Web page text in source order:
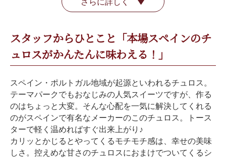
スタッフからひとこと「本場スペインのチ
ュロスがかんたんに味わえる！」
スペイン・ポルトガル地域が起源といわれるチュロス。
テーマパークでもおなじみの人気スイーツですが、作る
のはちょっと大変。そんな心配を一気に解決してくれる
のがスペインで有名なメーカーのこのチュロス。トース
ターで軽く温めればすぐ出来上がり♪
カリッとかじるとやってくるモチモチ感は、幸せの美味
しさ。控えめな甘さのチュロスにおまけでついてくるシ